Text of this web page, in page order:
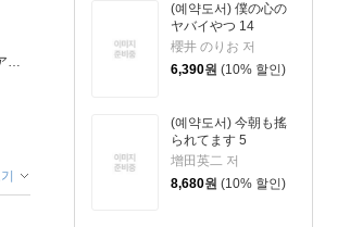
(예약도서) 僕の心の
ヤバイやつ 14
櫻井 のりお 저
6,390원 (10% 할인)
(예약도서) 今朝も搖
られてます 5
增田英二 저
8,680원 (10% 할인)
魔入りました!入間くん if Episode of 魔フィア 4 特別限定小冊子『if 魔フィア』初期設定資料集付き特裝版